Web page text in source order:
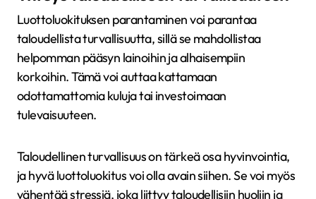
Luottoluokituksen parantaminen voi parantaa
taloudellista turvallisuutta, sillä se mahdollistaa
helpomman pääsyn lainoihin ja alhaisempiin
korkoihin. Tämä voi auttaa kattamaan
odottamattomia kuluja tai investoimaan
tulevaisuuteen.
Taloudellinen turvallisuus on tärkeä osa hyvinvointia,
ja hyvä luottoluokitus voi olla avain siihen. Se voi myös
vähentää stressiä, joka liittyy taloudellisiin huoliin ja